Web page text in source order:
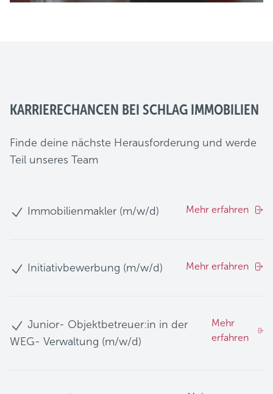
KARRIERECHANCEN BEI SCHLAG IMMOBILIEN
Finde deine nächste Herausforderung und werde
Teil unseres Team
Immobilienmakler (m/w/d) Mehr erfahren
Initiativbewerbung (m/w/d) Mehr erfahren
Junior- Objektbetreuer:in in der
WEG- Verwaltung (m/w/d)
Mehr
erfahren